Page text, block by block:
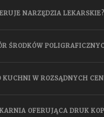
NARZĘDZIA LEKARSKIE?
ŚRODKÓW
KUCHNI W ROZSĄDNYCH
OFERUJĄCA DRUK